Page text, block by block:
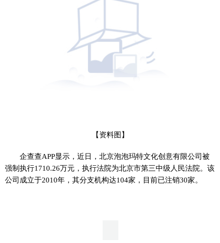
【资料图】
企查查APP显示，近日，北京泡泡玛特文化创意有限公司被
强制执行1710.26万元，执行法院为北京市第三中级人民法院。该
公司成立于2010年，其分支机构达104家，目前已注销30家。